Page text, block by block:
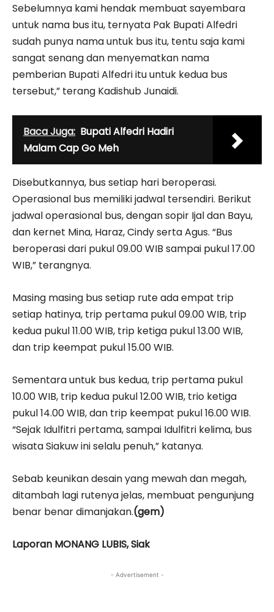
Sebelumnya kami hendak membuat sayembara
untuk nama bus itu, ternyata Pak Bupati Alfedri
sudah punya nama untuk bus itu, tentu saja kami
sangat senang dan menyematkan nama
pemberian Bupati Alfedri itu untuk kedua bus
tersebut,” terang Kadishub Junaidi.
Baca Juga: Bupati Alfedri Hadiri
Malam Cap Go Meh
Disebutkannya, bus setiap hari beroperasi.
Operasional bus memiliki jadwal tersendiri. Berikut
jadwal operasional bus, dengan sopir Ijal dan Bayu,
dan kernet Mina, Haraz, Cindy serta Agus. “Bus
beroperasi dari pukul 09.00 WIB sampai pukul 17.00
WIB,” terangnya.
Masing masing bus setiap rute ada empat trip
setiap hatinya, trip pertama pukul 09.00 WIB, trip
kedua pukul 11.00 WIB, trip ketiga pukul 13.00 WIB,
dan trip keempat pukul 15.00 WIB.
Sementara untuk bus kedua, trip pertama pukul
10.00 WIB, trip kedua pukul 12.00 WIB, trio ketiga
pukul 14.00 WIB, dan trip keempat pukul 16.00 WIB.
“Sejak Idulfitri pertama, sampai Idulfitri kelima, bus
wisata Siakuw ini selalu penuh,” katanya.
Sebab keunikan desain yang mewah dan megah,
ditambah lagi rutenya jelas, membuat pengunjung
benar benar dimanjakan.(gem)
Laporan MONANG LUBIS, Siak
- Advertisement -